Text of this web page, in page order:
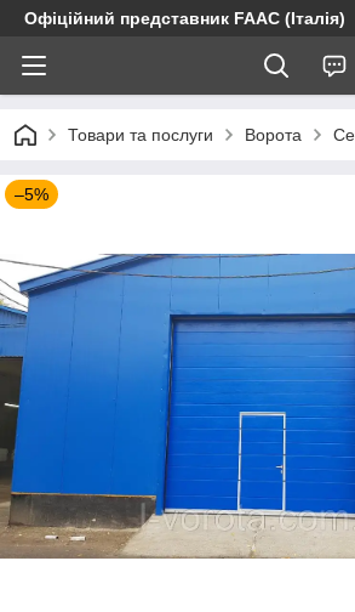
Офіційний представник FAAC (Італія)
Товари та послуги Ворота
–5%